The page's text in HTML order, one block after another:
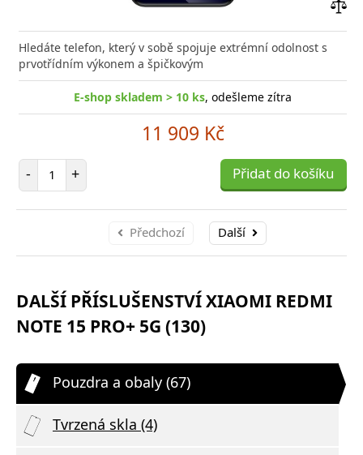
Hledáte telefon, který v sobě spojuje extrémní odolnost s
prvotřídním výkonem a špičkovým
E-shop skladem > 10 ks, odešleme zítra
11 909 Kč
- Počet položek
+ Přidat do košíku
Předchozí Další
DALŠÍ PŘÍSLUŠENSTVÍ XIAOMI REDMI
NOTE 15 PRO+ 5G (130)
Pouzdra a obaly (67)
Tvrzená skla (4)